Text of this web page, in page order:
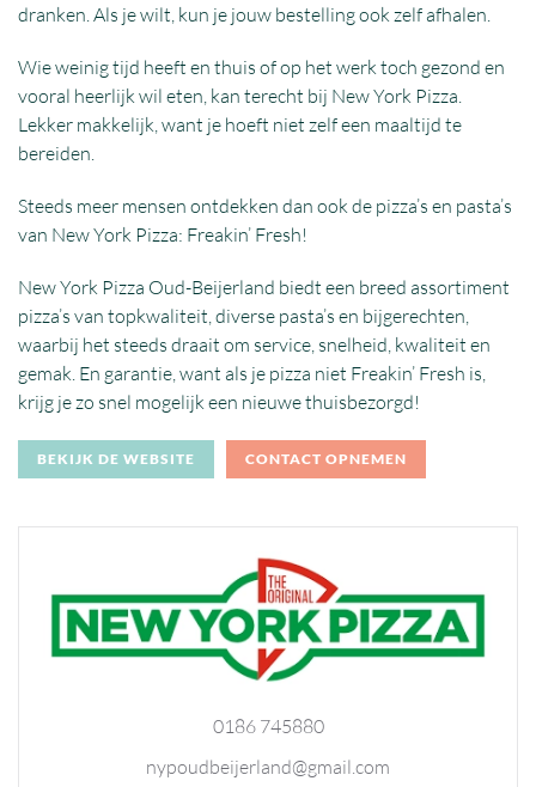
dranken. Als je wilt, kun je jouw bestelling ook zelf afhalen.
Wie weinig tijd heeft en thuis of op het werk toch gezond en
vooral heerlijk wil eten, kan terecht bij New York Pizza.
Lekker makkelijk, want je hoeft niet zelf een maaltijd te
bereiden.
Steeds meer mensen ontdekken dan ook de pizza’s en pasta’s
van New York Pizza: Freakin’ Fresh!
New York Pizza Oud-Beijerland biedt een breed assortiment
pizza’s van topkwaliteit, diverse pasta’s en bijgerechten,
waarbij het steeds draait om service, snelheid, kwaliteit en
gemak. En garantie, want als je pizza niet Freakin’ Fresh is,
krijg je zo snel mogelijk een nieuwe thuisbezorgd!
BEKIJK DE WEBSITE CONTACT OPNEMEN
0186 745880
nypoudbeijerland@gmail.com